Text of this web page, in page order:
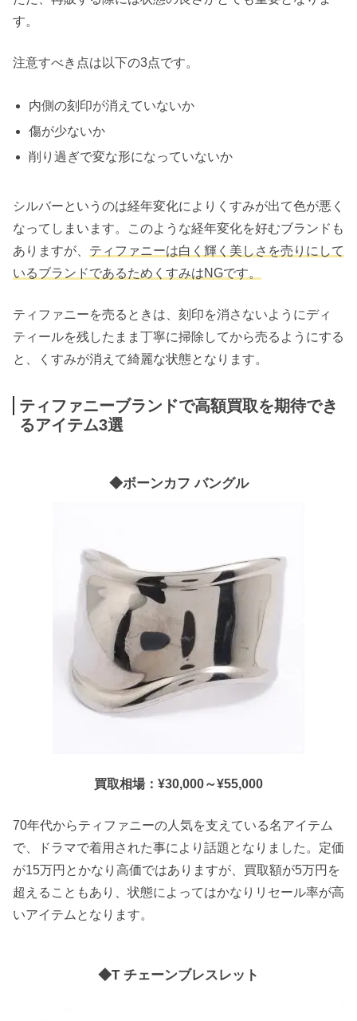
す。
注意すべき点は以下の3点です。
内側の刻印が消えていないか
傷が少ないか
削り過ぎで変な形になっていないか
シルバーというのは経年変化によりくすみが出て色が悪く
なってしまいます。このような経年変化を好むブランドも
ありますが、 ティファニーは白く輝く美しさを売りにして
いるブランドであるためくすみはNGです。
ティファニーを売るときは、刻印を消さないようにディ
ティールを残したまま丁寧に掃除してから売るようにする
と、くすみが消えて綺麗な状態となります。
ティファニーブランドで高額買取を期待でき
るアイテム3選
◆ボーンカフ バングル
買取相場：¥30,000～¥55,000
70年代からティファニーの人気を支えている名アイテム
で、ドラマで着用された事により話題となりました。定価
が15万円とかなり高価ではありますが、買取額が5万円を
超えることもあり、状態によってはかなりリセール率が高
いアイテムとなります。
◆T チェーンブレスレット